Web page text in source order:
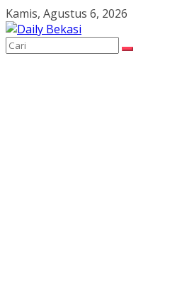
Skip
to
content
Kamis, Agustus 6, 2026